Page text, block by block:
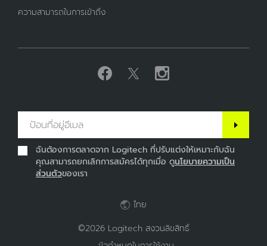
ความสามารถในการเข้าถึง
ฉันต้องการตลาดจาก Logitech ที่ปรับแต่งให้เหมาะกับฉัน
คุณสามารถยกเลิกการสมัครได้ทุกเมื่อ ดูนโยบายความเป็น
ส่วนตัวของเรา
©2026 Logitech สงวนลิขสิทธิ์
ไทย